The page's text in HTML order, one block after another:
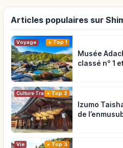
Articles populaires sur
Voyage Top 1
Musée
classé n° 1
Culture Traditionnelle
Top 2
Izumo
de
Vie Top 3